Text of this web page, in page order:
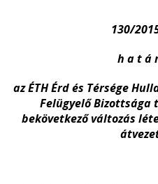
130/
h a t á
az ÉTHÉrd és Térsége
Felügyelő Bizottsága
bekövetkező változás